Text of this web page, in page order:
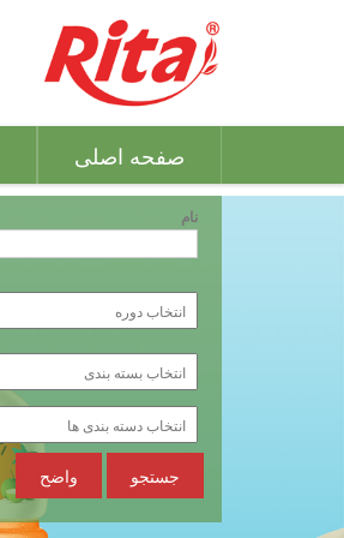
صفحه اصلی
نام
جستجو واضح